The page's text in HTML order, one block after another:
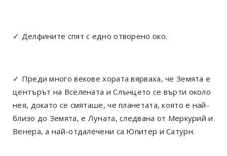
✓ Делфините спят с едно отворено око.
✓ Преди много векове хората вярваха, че Земята е
центърът на Вселената и Слънцето се върти около
нея, докато се смяташе, че планетата, която е най-
близо до Земята, е Луната, следвана от Меркурий и
Венера, а най-отдалечени са Юпитер и Сатурн.